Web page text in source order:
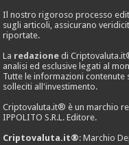
Il nostro rigoroso processo
sugli articoli, assicurano
riportate.
La redazione di
analisi ed esclusive legati al
Tutte le informazioni
solleciti all'investimento.
Criptovaluta.it® è un marchio
IPPOLITO S.R.L. Editore.
Criptovaluta.it®: Marchio